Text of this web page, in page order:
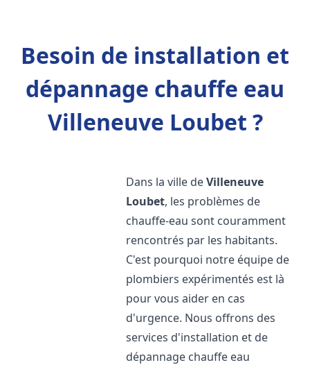
Besoin de installation et
dépannage chauffe eau
Villeneuve Loubet ?
Dans la ville deVilleneuve
Loubet, les problèmes de
chauffe-eau sont couramment
rencontrés par les habitants.
C'est pourquoi notre équipe de
plombiers expérimentés est là
pour vous aider en cas
d'urgence. Nous offrons des
services d'installation et de
dépannage chauffe eau